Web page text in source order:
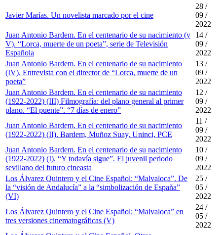
Javier Marías. Un novelista marcado por el cine
28 /
09 /
2022
Juan Antonio Bardem. En el centenario de su nacimiento (y
V). “Lorca, muerte de un poeta”, serie de Televisión
Española
14 /
09 /
2022
Juan Antonio Bardem. En el centenario de su nacimiento
(IV). Entrevista con el director de “Lorca, muerte de un
poeta”
13 /
09 /
2022
Juan Antonio Bardem. En el centenario de su nacimiento
(1922-2022) (III) Filmografía: del plano general al primer
plano. “El puente”. “7 días de enero”
12 /
09 /
2022
Juan Antonio Bardem. En el centenario de su nacimiento
(1922-2022) (II). Bardem, Muñoz Suay, Uninci, PCE
11 /
09 /
2022
Juan Antonio Bardem. En el centenario de su nacimiento
(1922-2022) (I). “Y todavía sigue”. El juvenil periodo
sevillano del futuro cineasta
10 /
09 /
2022
Los Álvarez Quintero y el Cine Español: “Malvaloca”. De
la “visión de Andalucía” a la “simbolización de España”
(VI)
25 /
05 /
2022
Los Álvarez Quintero y el Cine Español: “Malvaloca” en
tres versiones cinematográficas (V)
24 /
05 /
2022